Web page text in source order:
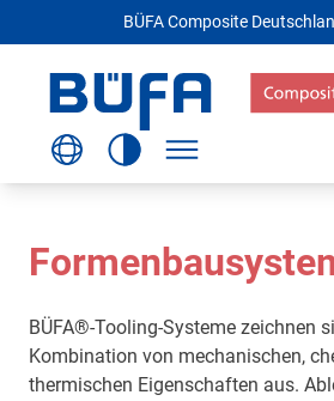
BÜFA Composite
BÜFA®-Tooling-Systeme zeichnen
Kombination von mechanischen,
thermischen Eigenschaften aus.